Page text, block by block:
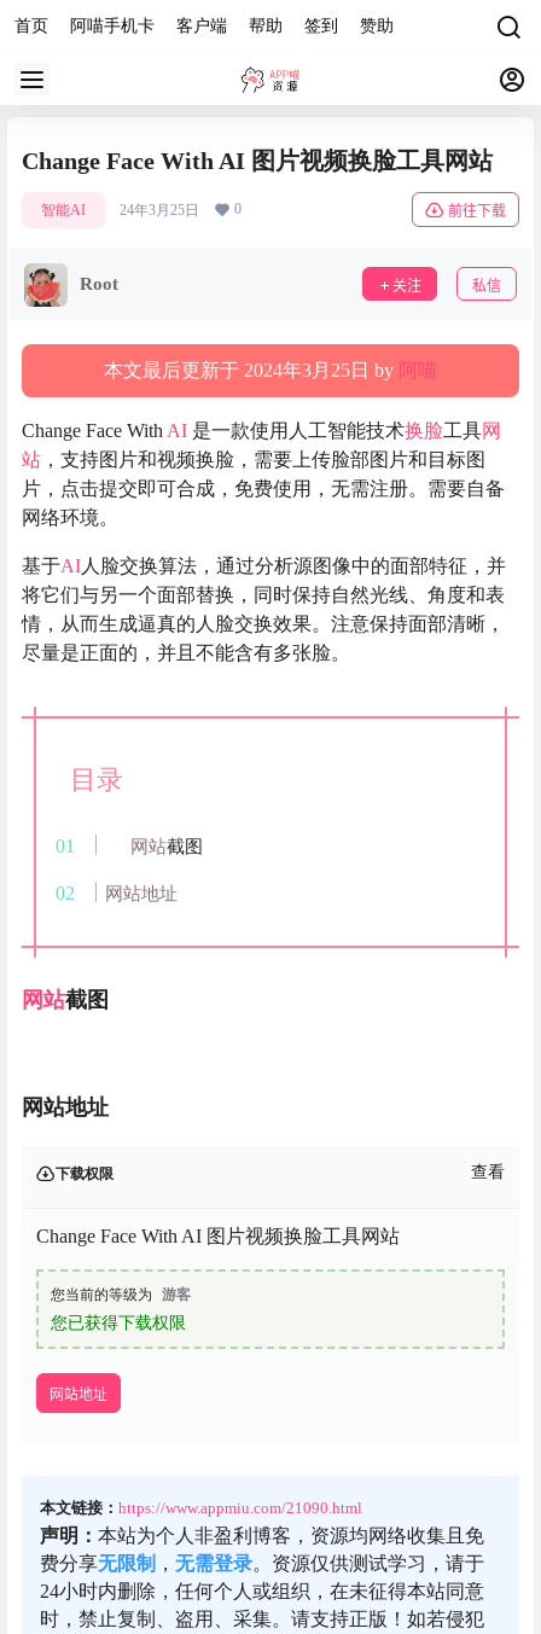
首页 阿喵手机卡 客户端 帮助 签到 赞助
Change Face With AI 图片视频换脸工具网站
智能AI 24年3月25日 0 前往下载
Root 关注 私信
本文最后更新于 2024年3月25日 by 阿喵
Change Face With AI 是一款使用人工智能技术换脸工具网
站 ，支持图片和视频换脸，需要上传脸部图片和目标图
片，点击提交即可合成，免费使用，无需注册。需要自备
网络环境。
基于AI人脸交换算法，通过分析源图像中的面部特征，并
将它们与另一个面部替换，同时保持自然光线、角度和表
情，从而生成逼真的人脸交换效果。注意保持面部清晰，
尽量是正面的，并且不能含有多张脸。
目录
网站截图
网站地址
网站截图
网站地址
下载权限 查看
Change Face With AI 图片视频换脸工具网站
您当前的等级为 游客
您已获得下载权限
网站地址
本文链接： https://www.appmiu.com/21090.html
声明： 本站为个人非盈利博客，资源均网络收集且免
费分享无限制 ， 无需登录。资源仅供测试学习，请于
24小时内删除，任何个人或组织，在未征得本站同意
时，禁止复制、盗用、采集。请支持正版！如若侵犯